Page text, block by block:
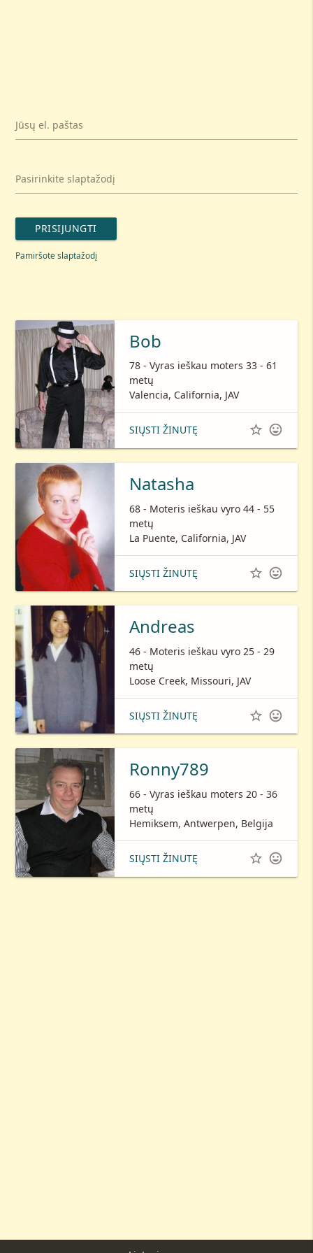
Jūsų el. paštas
Pasirinkite slaptažodį
PRISIJUNGTI
Pamiršote slaptažodį
Bob
78 - Vyras ieškau moters 33 - 61
metų
Valencia, California, JAV
SIŲSTI ŽINUTĘ  
Natasha
68 - Moteris ieškau vyro 44 - 55
metų
La Puente, California, JAV
SIŲSTI ŽINUTĘ  
Andreas
46 - Moteris ieškau vyro 25 - 29
metų
Loose Creek, Missouri, JAV
SIŲSTI ŽINUTĘ  
Ronny789
66 - Vyras ieškau moters 20 - 36
metų
Hemiksem, Antwerpen, Belgija
SIŲSTI ŽINUTĘ  